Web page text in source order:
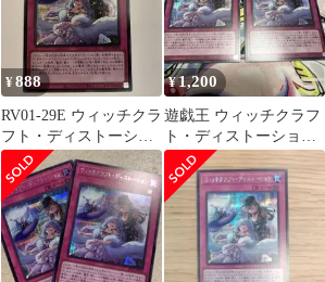
¥888
RV01-29E ウィッチクラ
フト・ディストーショ
ン シークレット 1枚
¥1,200
遊戯王 ウィッチクラフ
ト・ディストーション
シークレット 2枚